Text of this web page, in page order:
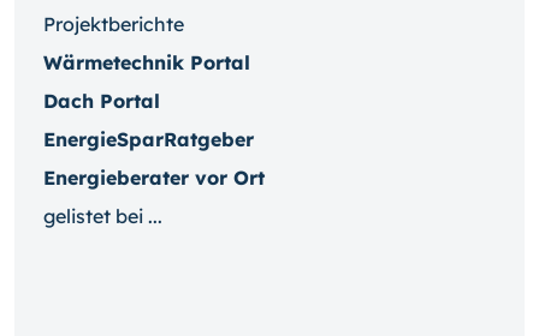
Projektberichte
Wärmetechnik Portal
Dach Portal
EnergieSparRatgeber
Energieberater vor Ort
gelistet bei ...